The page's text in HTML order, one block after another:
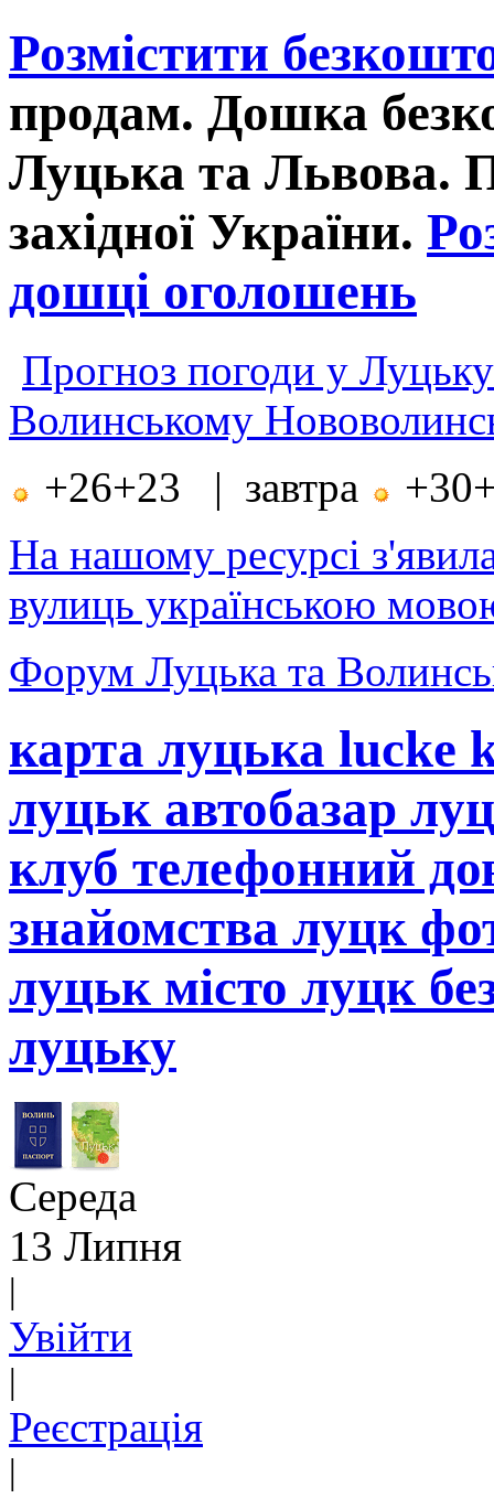
Розмістити
продам. Дошка
Луцька та Львова.
західної України.
дошці оголошень
Прогноз погоди у
Волинському
+26+23 | завтра
На нашому ресурсі
вулиць українською
Форум Луцька та
карта луцька lucke
луцьк автобазар
клуб телефонний
знайомства луцк
луцьк місто луцк
луцьку
Середа
13 Липня
|
Увійти
|
Реєстрація
|